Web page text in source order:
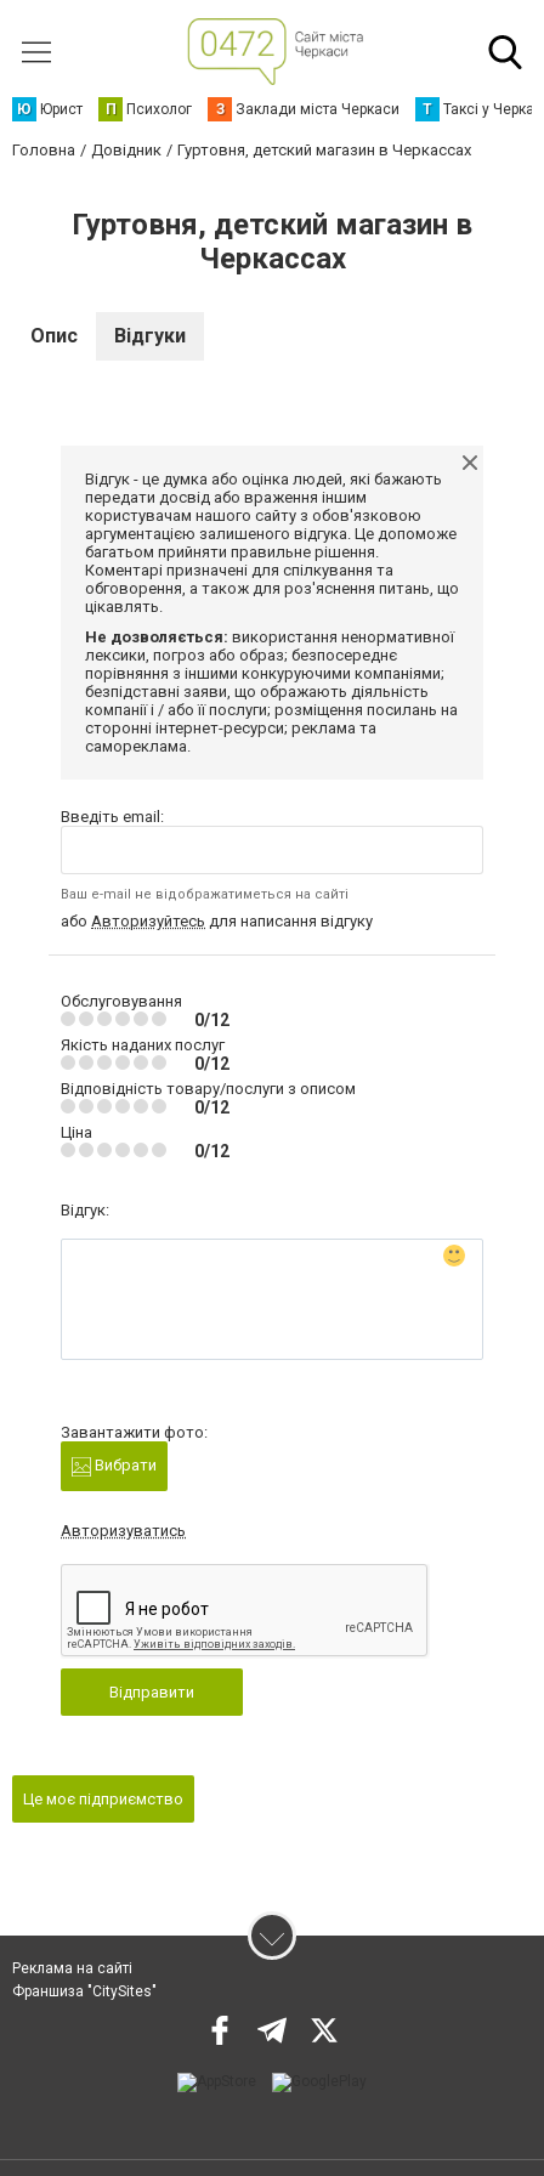
Ю Юрист П Психолог З Заклади міста Черкаси Т Таксі у
Головна Довідник Гуртовня, детский магазин в Черкассах
Гуртовня, детский магазин в
Черкассах
Опис Відгуки
Відгук - це думка або оцінка людей, які бажають
передати досвід або враження іншим
користувачам нашого сайту з обов'язковою
аргументацією залишеного відгука. Це допоможе
багатьом прийняти правильне рішення.
Коментарі призначені для спілкування та
обговорення, а також для роз'яснення питань, що
цікавлять.
Не дозволяється: використання ненормативної
лексики, погроз або образ; безпосереднє
порівняння з іншими конкуруючими компаніями;
безпідставні заяви, що ображають діяльність
компанії і / або її послуги; розміщення посилань на
сторонні інтернет-ресурси; реклама та
самореклама.
Введіть email:
Ваш e-mail не відображатиметься на сайті
або Авторизуйтесь для написання відгуку
Обслуговування
0/12
Якість наданих послуг
0/12
Відповідність товару/послуги з описом
0/12
Ціна
0/12
Відгук:
Завантажити фото:
Вибрати
Авторизуватись
Відправити
Це моє підприємство
Реклама на сайті
Франшиза "CitySites"